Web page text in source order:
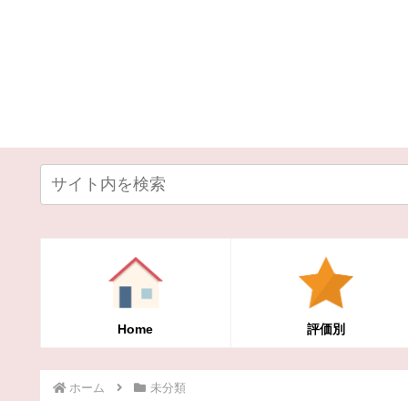
Home 評価別
ホーム 未分類